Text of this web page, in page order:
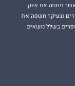
אשר פתחה את שוק
ובעיקר חשפה את
בשלל נושאים